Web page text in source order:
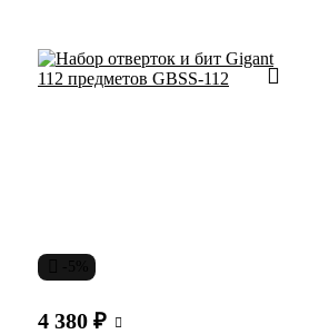
4 380 ₽